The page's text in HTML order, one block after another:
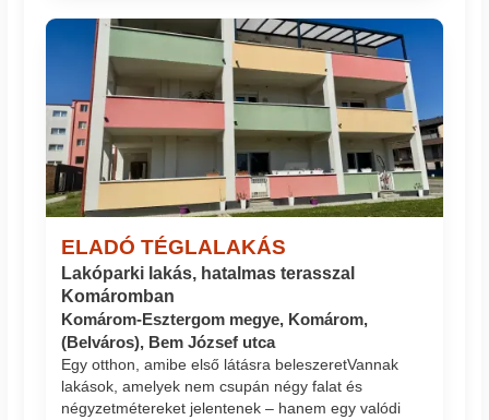
ELADÓ TÉGLALAKÁS
Lakóparki lakás, hatalmas terasszal
Komáromban
Komárom-Esztergom megye, Komárom,
(Belváros), Bem József utca
Egy otthon, amibe első látásra beleszeret ​Vannak
lakások, amelyek nem csupán négy falat és
négyzetmétereket jelentenek – hanem egy valódi